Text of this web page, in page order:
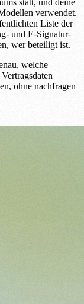
statt, und deine
verwendet.
Liste der
und E-Signatur-
wer beteiligt ist.
welche
ohne nachfragen